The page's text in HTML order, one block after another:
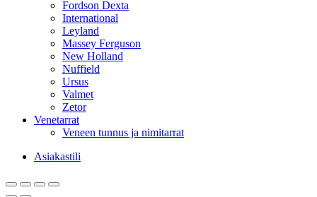
Fordson Dexta
International
Leyland
Massey Ferguson
New Holland
Nuffield
Ursus
Valmet
Zetor
Venetarrat
Veneen tunnus ja nimitarrat
Asiakastili